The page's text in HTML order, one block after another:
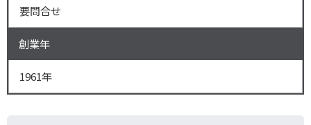
要問合せ
創業年
1961年